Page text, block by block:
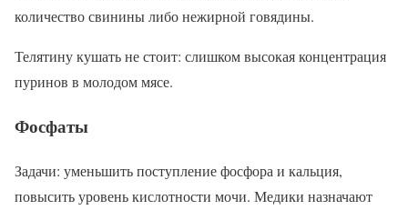
количество свинины либо нежирной говядины.
Телятину кушать не стоит: слишком высокая концентрация
пуринов в молодом мясе.
Фосфаты
Задачи: уменьшить поступление фосфора и кальция,
повысить уровень кислотности мочи. Медики назначают